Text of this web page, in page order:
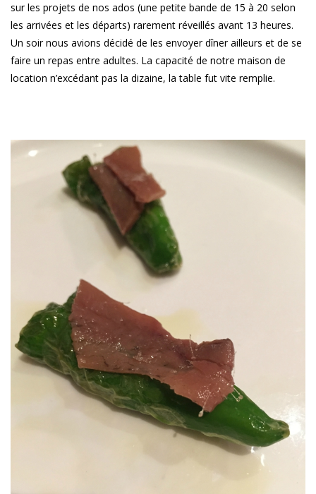
sur les projets de nos ados (une petite bande de 15 à 20 selon
les arrivées et les départs) rarement réveillés avant 13 heures.
Un soir nous avions décidé de les envoyer dîner ailleurs et de se
faire un repas entre adultes. La capacité de notre maison de
location n’excédant pas la dizaine, la table fut vite remplie.